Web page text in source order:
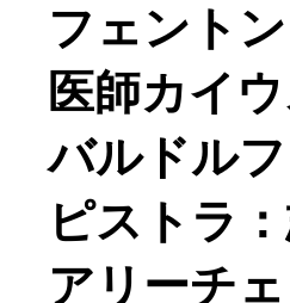
フェント
医師カイ
バルドル
ピストラ
アリーチ